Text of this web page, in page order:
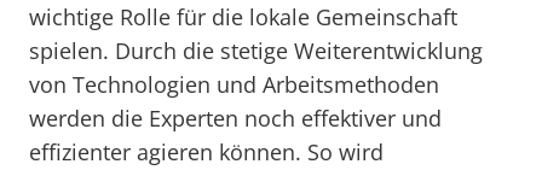
wichtige Rolle für die lokale Gemeinschaft
spielen. Durch die stetige Weiterentwicklung
von Technologien und Arbeitsmethoden
werden die Experten noch effektiver und
effizienter agieren können. So wird